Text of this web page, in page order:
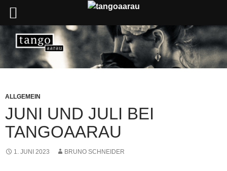
ALLGEMEIN
JUNI UND JULI BEI
TANGOAARAU
1. JUNI 2023 BRUNO SCHNEIDER